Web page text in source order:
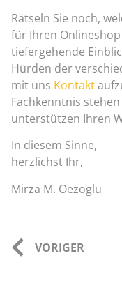
Rätseln Sie noch,
für Ihren Onlineshop
tiefergehende
Hürden der
mit uns Kontakt
Fachkenntnis
unterstützen Ihren
In diesem Sinne,
herzlichst Ihr,
Mirza M. Oezoglu
VORIGER